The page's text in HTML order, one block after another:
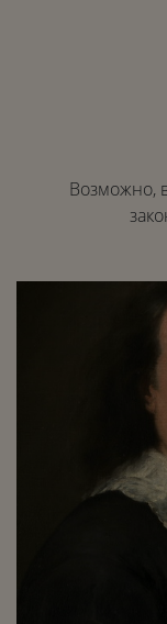
Возможно,